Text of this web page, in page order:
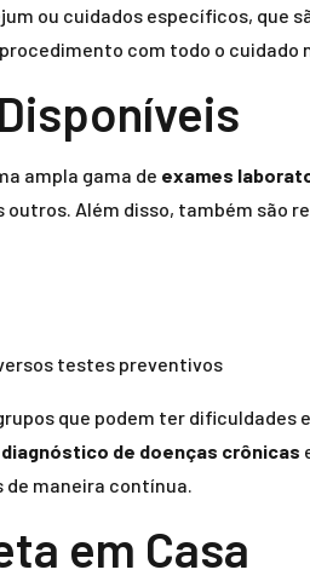
ou cuidados específicos, que
com todo o
ampla gama de exames
outros. Além disso, também são
testes preventivos
que podem ter dificuldades
diagnóstico de doenças crônicas
maneira contínua.
em Casa